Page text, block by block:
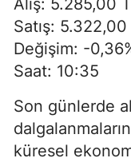
Satış:
Değişim: -
Saat: 10:35
Son günlerde
küresel